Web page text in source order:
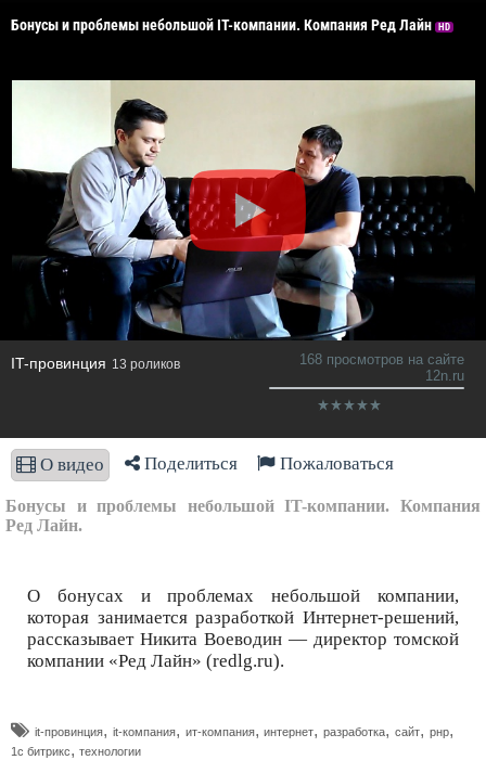
Бонусы и проблемы небольшой IT-компании. Компания Ред Лайн HD
IT-провинция 13 роликов
168 просмотров на сайте
12n.ru
О видео Поделиться Пожаловаться
Бонусы и проблемы небольшой IT-компании. Компания
Ред Лайн.
О бонусах и проблемах небольшой компании,
которая занимается разработкой Интернет-решений,
рассказывает Никита Воеводин — директор томской
компании «Ред Лайн» (redlg.ru).
it-провинция, it-компания, ит-компания,интернет,разработка,сайт,рнр,
1с битрикс, технологии